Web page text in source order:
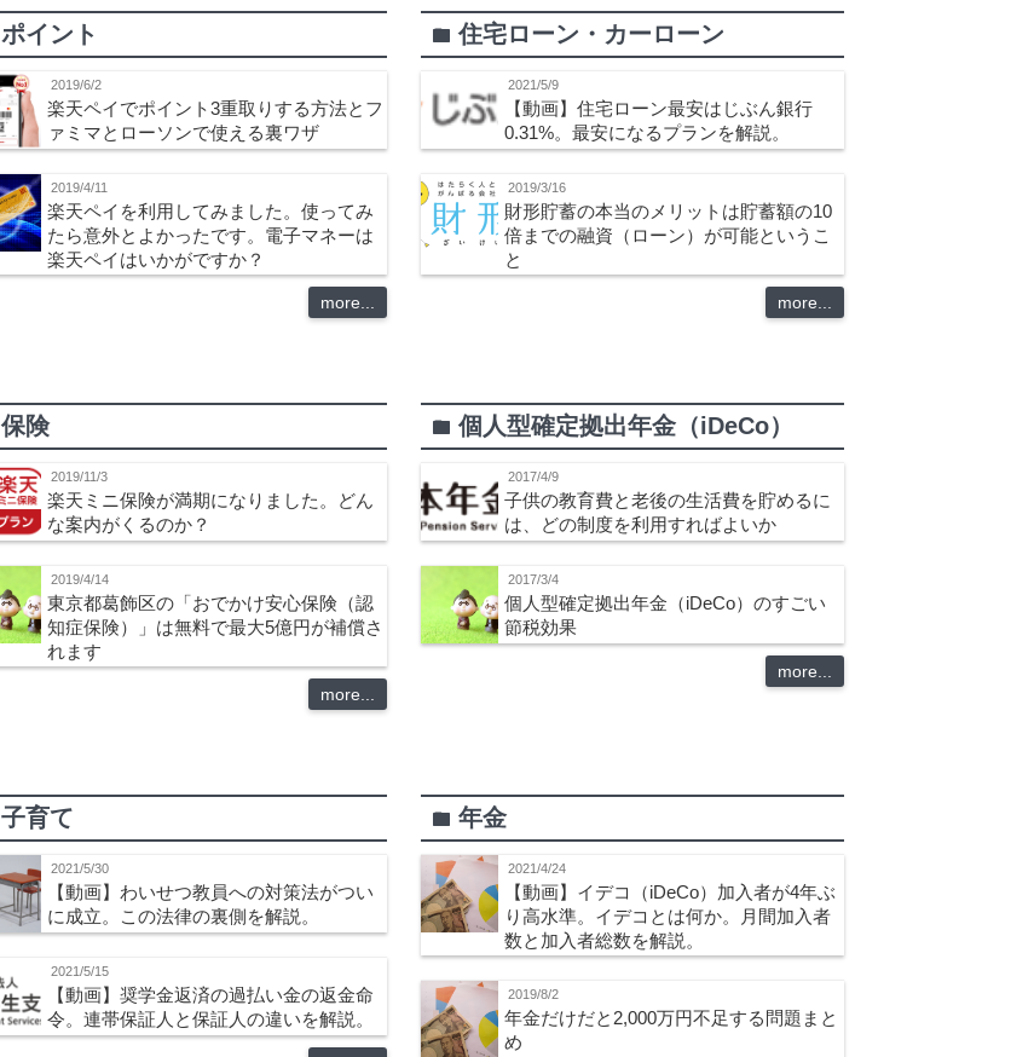
ポイント
2019/6/2
楽天ペイでポイント3重取りする方法とフ
ァミマとローソンで使える裏ワザ
2019/4/11
楽天ペイを利用してみました。使ってみ
たら意外とよかったです。電子マネーは
楽天ペイはいかがですか？
more...
folder住宅ローン・カーローン
2021/5/9
【動画】住宅ローン最安はじぶん銀行
0.31%。最安になるプランを解説。
2019/3/16
財形貯蓄の本当のメリットは貯蓄額の10
倍までの融資（ローン）が可能というこ
と
more...
保険
2019/11/3
楽天ミニ保険が満期になりました。どん
な案内がくるのか？
2019/4/14
東京都葛飾区の「おでかけ安心保険（認
知症保険）」は無料で最大5億円が補償さ
れます
more...
folder 個人型確定拠出年金（iDeCo）
2017/4/9
子供の教育費と老後の生活費を貯めるに
は、どの制度を利用すればよいか
2017/3/4
個人型確定拠出年金（iDeCo）のすごい
節税効果
more...
子育て
2021/5/30
【動画】わいせつ教員への対策法がつい
に成立。この法律の裏側を解説。
2021/5/15
【動画】奨学金返済の過払い金の返金命
令。連帯保証人と保証人の違いを解説。
folder 年金
2021/4/24
【動画】イデコ（iDeCo）加入者が4年ぶ
り高水準。イデコとは何か。月間加入者
数と加入者総数を解説。
2019/8/2
年金だけだと2,000万円不足する問題まと
め